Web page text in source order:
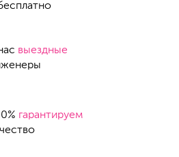
выездные
гарантируем